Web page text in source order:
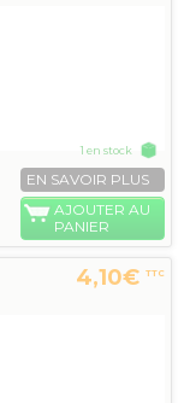
1 en stock
EN SAVOIR PLUS
AJOUTER AU
PANIER
4,10€ TTC